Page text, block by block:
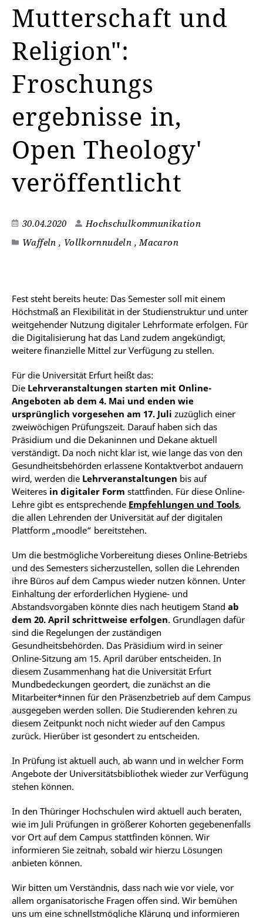
Mutterschaft und
Religion":
Froschungs
ergebnisse in,
Open Theology'
veröffentlicht
30.04.2020
Hochschulkommunikation
Waffeln , Vollkornnudeln , Macaron
Fest steht bereits heute: Das Semester soll mit einem
Höchstmaß an Flexibilität in der Studienstruktur und unter
weitgehender Nutzung digitaler Lehrformate erfolgen. Für
die Digitalisierung hat das Land zudem angekündigt,
weitere finanzielle Mittel zur Verfügung zu stellen.
Für die Universität Erfurt heißt das:
Die Lehrveranstaltungen starten mit Online-
Angeboten ab dem 4. Mai und enden wie
ursprünglich vorgesehen am 17. Juli zuzüglich einer
zweiwöchigen Prüfungszeit. Darauf haben sich das
Präsidium und die Dekaninnen und Dekane aktuell
verständigt. Da noch nicht klar ist, wie lange das von den
Gesundheitsbehörden erlassene Kontaktverbot andauern
wird, werden die Lehrveranstaltungen bis auf
Weiteres in digitaler Form stattfinden. Für diese Online-
Lehre gibt es entsprechende Empfehlungen und Tools,
die allen Lehrenden der Universität auf der digitalen
Plattform „moodle“ bereitstehen.
Um die bestmögliche Vorbereitung dieses Online-Betriebs
und des Semesters sicherzustellen, sollen die Lehrenden
ihre Büros auf dem Campus wieder nutzen können. Unter
Einhaltung der erforderlichen Hygiene- und
Abstandsvorgaben könnte dies nach heutigem Stand ab
dem 20. April schrittweise erfolgen. Grundlagen dafür
sind die Regelungen der zuständigen
Gesundheitsbehörden. Das Präsidium wird in seiner
Online-Sitzung am 15. April darüber entscheiden. In
diesem Zusammenhang hat die Universität Erfurt
Mundbedeckungen geordert, die zunächst an die
Mitarbeiter*innen für den Präsenzbetrieb auf dem Campus
ausgegeben werden sollen. Die Studierenden kehren zu
diesem Zeitpunkt noch nicht wieder auf den Campus
zurück. Hierüber ist gesondert zu entscheiden.
In Prüfung ist aktuell auch, ab wann und in welcher Form
Angebote der Universitätsbibliothek wieder zur Verfügung
stehen können.
In den Thüringer Hochschulen wird aktuell auch beraten,
wie im Juli Prüfungen in größerer Kohorten gegebenenfalls
vor Ort auf dem Campus stattfinden können. Wir
informieren Sie zeitnah, sobald wir hierzu Lösungen
anbieten können.
Wir bitten um Verständnis, dass nach wie vor viele, vor
allem organisatorische Fragen offen sind. Wir bemühen
uns um eine schnellstmögliche Klärung und informieren